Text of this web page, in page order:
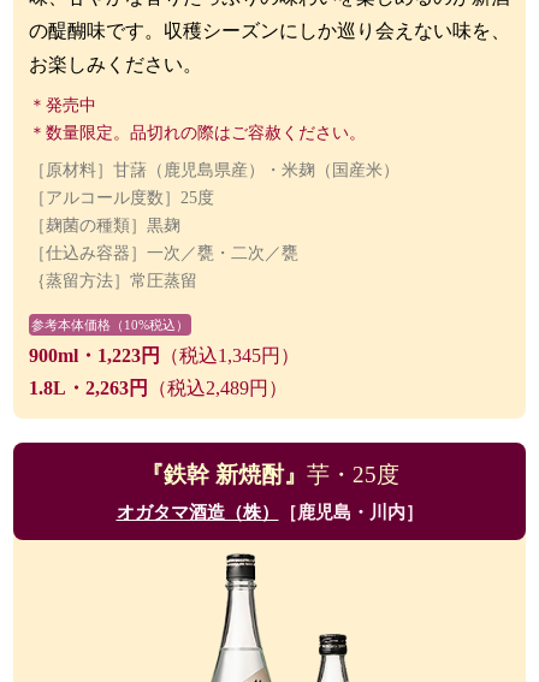
の醍醐味です。収穫シーズンにしか巡り会えない味を、
お楽しみください。
＊発売中
＊数量限定。品切れの際はご容赦ください。
［原材料］甘藷（鹿児島県産）・米麹（国産米）
［アルコール度数］25度
［麹菌の種類］黒麹
［仕込み容器］一次／甕・二次／甕
｛蒸留方法］常圧蒸留
参考本体価格（10%税込）
900ml・1,223円
（税込1,345円）
1.8L・2,263円
（税込2,489円）
『鉄幹 新焼酎』 芋・25度
オガタマ酒造（株） ［鹿児島・川内］